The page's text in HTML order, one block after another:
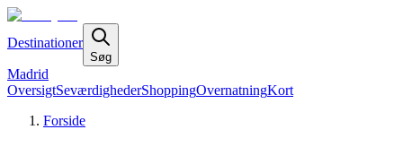
Destinationer
Søg
Madrid
OversigtSeværdighederShoppingOvernatningKort
Forside